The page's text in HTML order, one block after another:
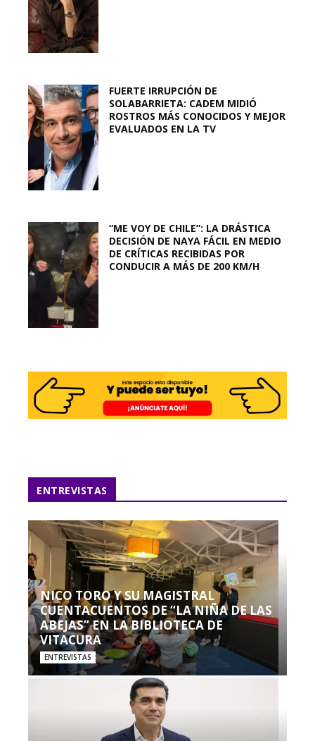
FUERTE IRRUPCIÓN DE
SOLABARRIETA: CADEM MIDIÓ
ROSTROS MÁS CONOCIDOS Y MEJOR
EVALUADOS EN LA TV
“ME VOY DE CHILE”: LA DRÁSTICA
DECISIÓN DE NAYA FÁCIL EN MEDIO
DE CRÍTICAS RECIBIDAS POR
CONDUCIR A MÁS DE 200 KM/H
ENTREVISTAS
NICO TORO Y SU MAGISTRAL
CUENTACUENTOS DE “LA NIÑA DE LAS
ABEJAS” EN LA BIBLIOTECA DE
VITACURA
ENTREVISTAS